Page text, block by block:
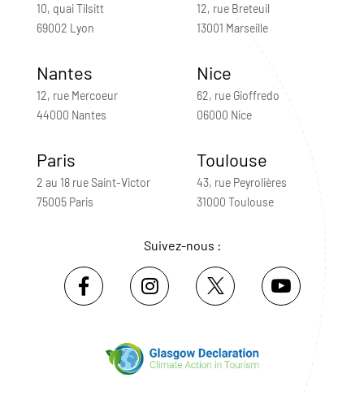
10, quai Tilsitt
69002 Lyon
12, rue Breteuil
13001 Marseille
Nantes
12, rue Mercoeur
44000 Nantes
Nice
62, rue Gioffredo
06000 Nice
Paris
2 au 18 rue Saint-Victor
75005 Paris
Toulouse
43, rue Peyrolières
31000 Toulouse
Suivez-nous :